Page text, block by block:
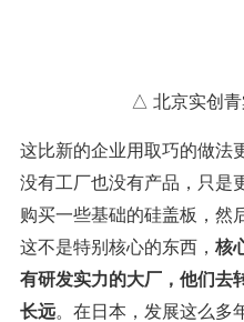
△ 北京实创青
这比新的企业用取巧的做法
没有工厂也没有产品，只是
购买一些基础的硅盖板，然
这不是特别核心的东西， 核
有研发实力的大厂，他们去
长远。在日本，发展这么多